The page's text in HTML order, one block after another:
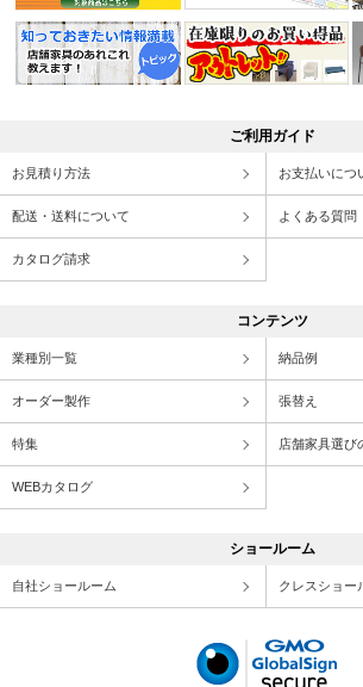
ご利用ガイド
お見積り方法 お支払いにつ
配送・送料について よくある質問
カタログ請求
コンテンツ
業種別一覧 納品例
オーダー製作 張替え
特集 店舗家具選び
WEBカタログ
ショールーム
自社ショールーム クレスショー